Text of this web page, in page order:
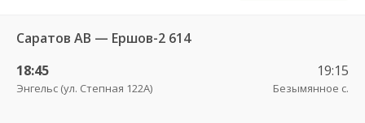
Саратов АВ — Ершов-2 614
18:45
Энгельс (ул. Степная 122А)
19:15
Безымянное с.